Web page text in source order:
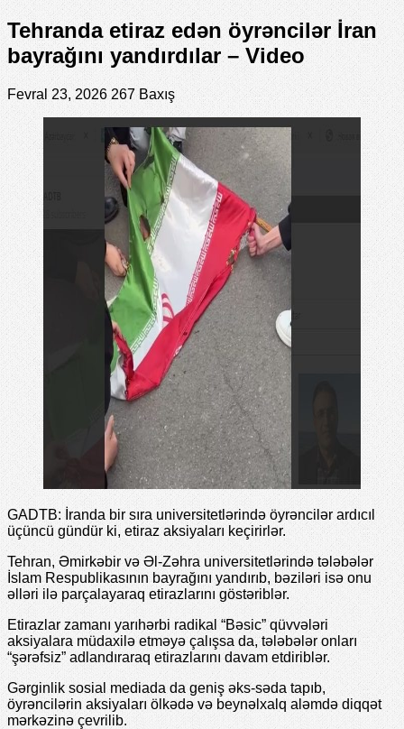
Tehranda etiraz edən öyrəncilər İran
bayrağını yandırdılar – Video
Fevral 23, 2026 267 Baxış
GADTB: İranda bir sıra universitetlərində öyrəncilər ardıcıl
üçüncü gündür ki, etiraz aksiyaları keçirirlər.
Tehran, Əmirkəbir və Əl-Zəhra universitetlərində tələbələr
İslam Respublikasının bayrağını yandırıb, bəziləri isə onu
əlləri ilə parçalayaraq etirazlarını göstəriblər.
Etirazlar zamanı yarıhərbi radikal “Bəsic” qüvvələri
aksiyalara müdaxilə etməyə çalışsa da, tələbələr onları
“şərəfsiz” adlandıraraq etirazlarını davam etdiriblər.
Gərginlik sosial mediada da geniş əks-səda tapıb,
öyrəncilərin aksiyaları ölkədə və beynəlxalq aləmdə diqqət
mərkəzinə çevrilib.